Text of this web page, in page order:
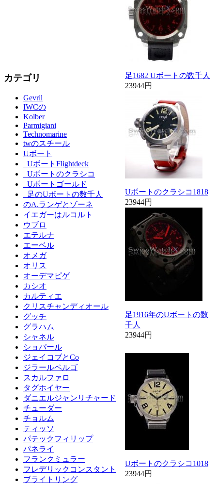
カテゴリ
Gevril
IWCの
Kolber
Parmigiani
Technomarine
twのスチール
Uボート
UボートFlightdeck
Uボートのクラシコ
Uボートゴールド
足のUボートの数千人
のA.ランゲとゾーネ
イエガーはルコルト
ウブロ
エテルナ
エーベル
オメガ
オリス
オーデマピゲ
カシオ
カルティエ
クリスチャンディオール
グッチ
グラハム
シャネル
ショパール
ジェイコブとCo
ジラールペルゴ
スカルファロ
タグホイヤー
ダニエルジャンリチャード
チューダー
チョルム
ティッソ
パテックフィリップ
パネライ
フランクミュラー
フレデリックコンスタント
ブライトリング
足1682 Uボートの数千人
23944円
Uボートのクラシコ1818
23944円
足1916年のUボートの数
千人
23944円
Uボートのクラシコ1018
23944円